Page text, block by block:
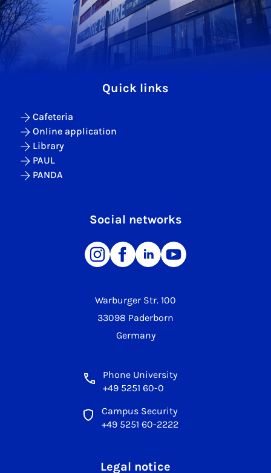
Warburger Str. 100
33098 Paderborn
Germany
Phone University
+49 5251 60-0
Campus Security
+49 5251 60-2222
Quick links
Cafeteria
Online application
Library
PAUL
PANDA
Social networks
Legal notice